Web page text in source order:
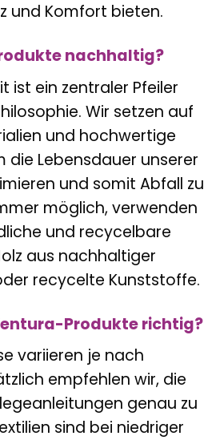
und Komfort bieten.
nachhaltig?
ist ein zentraler Pfeiler
Wir setzen auf
und hochwertige
die Lebensdauer unserer
und somit Abfall zu
möglich, verwenden
und recycelbare
aus nachhaltiger
recycelte Kunststoffe.
Produkte richtig?
variieren je nach
empfehlen wir, die
genau zu
sind bei niedriger